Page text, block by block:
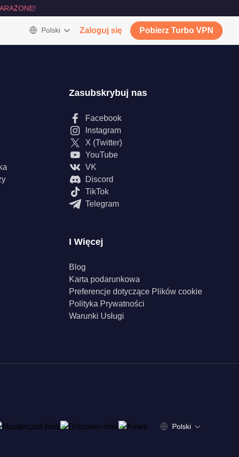
Polski Zaloguj się Pobierz Turbo VPN
Zasubskrybuj nas
Facebook
Instagram
X (Twitter)
YouTube
VK
Discord
TikTok
Telegram
I Więcej
Blog
Karta podarunkowa
Preferencje dotyczące Plików cookie
Polityka Prywatności
Warunki Usługi
Polski